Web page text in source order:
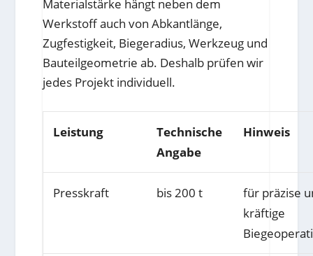
Materialstärke hängt neben dem
Werkstoff auch von Abkantlänge,
Zugfestigkeit, Biegeradius, Werkzeug und
Bauteilgeometrie ab. Deshalb prüfen wir
jedes Projekt individuell.
Leistung
Technische
Angabe
Hinweis
Presskraft bis 200 t
für präzise
kräftige